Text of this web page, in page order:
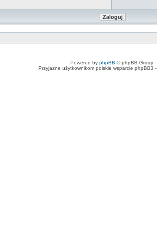
Powered by phpBB © phpBB Group
Przyjazne użytkownikom polskie wsparcie phpBB3 -